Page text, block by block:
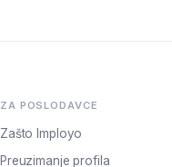
ZA POSLODAVCE
Zašto Imployo
Preuzimanje profila